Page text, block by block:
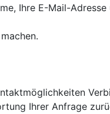
Ihre E-Mail-Adresse
Ihrer Anfrage